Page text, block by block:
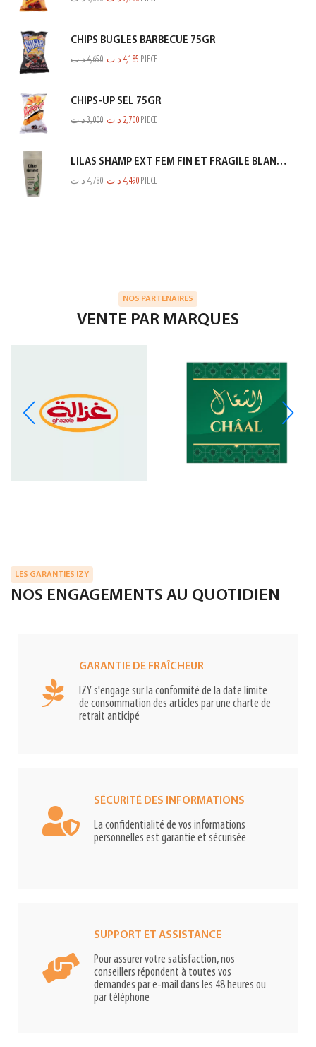
CHIPS BUGLES BARBECUE 75GR
4,650د.ت 4,185 د.ت PIECE
CHIPS-UP SEL 75GR
3,000د.ت 2,700 د.ت PIECE
LILAS SHAMP EXT FEM FIN ET FRAGILE BLANC 350ML
4,780د.ت 4,490 د.ت PIECE
NOS PARTENAIRES
VENTE PAR MARQUES
LES GARANTIES IZY
NOS ENGAGEMENTS AU QUOTIDIEN
GARANTIE DE FRAÎCHEUR
IZY s'engage sur la conformité de la date limite
de consommation des articles par une charte de
retrait anticipé
SÉCURITÉ DES INFORMATIONS
La confidentialité de vos informations
personnelles est garantie et sécurisée
SUPPORT ET ASSISTANCE
Pour assurer votre satisfaction, nos
conseillers répondent à toutes vos
demandes par e-mail dans les 48 heures ou
par téléphone